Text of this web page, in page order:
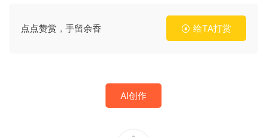
点点赞赏，手留余香 给TA打赏
AI创作